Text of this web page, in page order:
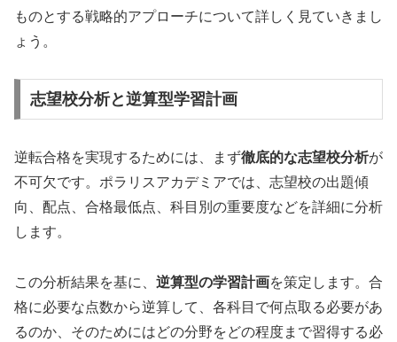
ものとする戦略的アプローチについて詳しく見ていきまし
ょう。
志望校分析と逆算型学習計画
逆転合格を実現するためには、まず徹底的な志望校分析が
不可欠です。ポラリスアカデミアでは、志望校の出題傾
向、配点、合格最低点、科目別の重要度などを詳細に分析
します。
この分析結果を基に、 逆算型の学習計画を策定します。合
格に必要な点数から逆算して、各科目で何点取る必要があ
るのか、そのためにはどの分野をどの程度まで習得する必